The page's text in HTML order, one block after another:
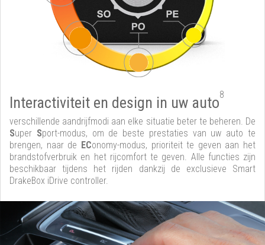
Interactiviteit en design in uw auto8
verschillende aandrijfmodi aan elke situatie beter te beheren. De
Super Sport-modus, om de beste prestaties van uw auto te
brengen, naar de EConomy-modus, prioriteit te geven aan het
brandstofverbruik en het rijcomfort te geven. Alle functies zijn
beschikbaar tijdens het rijden dankzij de exclusieve Smart
DrakeBox iDrive controller.